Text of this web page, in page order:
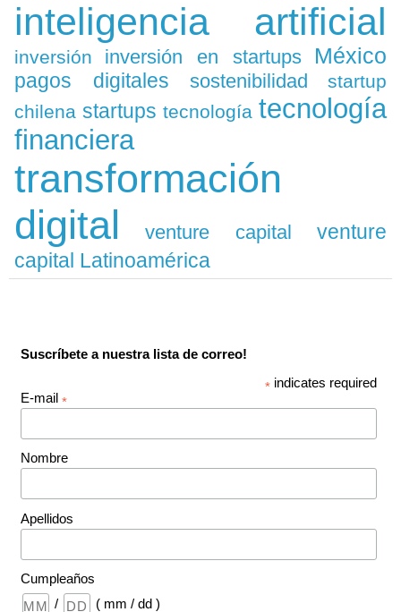
inteligencia artificial
inversión inversión en startups México
pagos digitales sostenibilidad
startup
chilena startups tecnología tecnología
financiera
transformación
digital
venture capital
venture
capital Latinoamérica
Suscríbete a nuestra lista de correo!
* indicates required
E-mail *
Nombre
Apellidos
Cumpleaños
/
( mm / dd )